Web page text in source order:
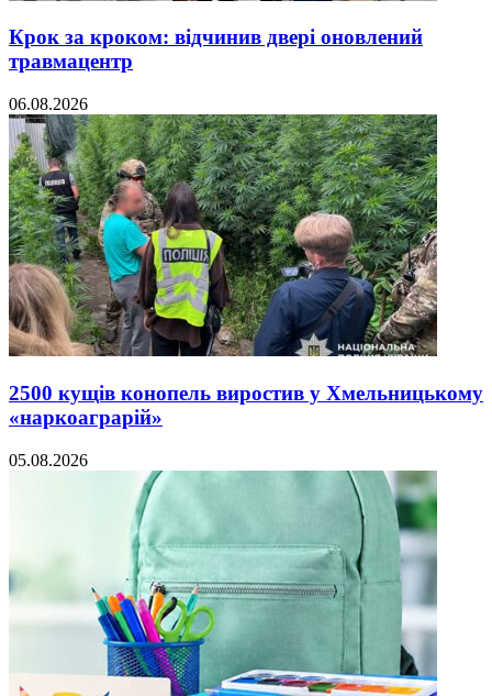
Крок за кроком: відчинив двері оновлений
травмацентр
06.08.2026
2500 кущів конопель виростив у Хмельницькому
«наркоаграрій»
05.08.2026